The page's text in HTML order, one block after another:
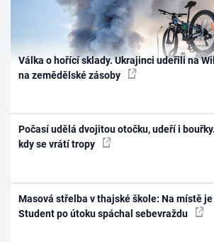
Válka o hořící sklady. Ukrajinci udeřili na
na zemědělské zásoby
Počasí udělá dvojitou otočku, udeří i
kdy se vrátí tropy
Masová střelba v thajské škole: Na místě
Student po útoku spáchal sebevraždu